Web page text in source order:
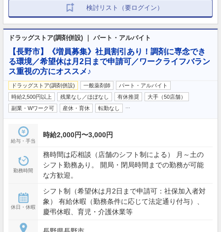
検討リスト（要ログイン）
ドラッグストア(調剤併設) ｜ パート・アルバイト
【長野市】《増員募集》社員割引あり！調剤に専念でき
る環境／希望休は月2日まで申請可／ワークライフバラン
ス重視の方にオススメ♪
ドラッグストア(調剤併設) 一般薬剤師
パート・アルバイト
時給2,500円以上
残業なし／ほぼなし 有休推奨
大手（50店舗）
副業・Wワーク可
産休・育休 転勤なし
給与・手当
時給2,000円〜3,000円
勤務時間
務時間は応相談（店舗のシフト制による） 月～土の
シフト勤務あり。 開局・閉局時間までの勤務が可能
な方歓迎。
休日・休暇
シフト制（希望休は月2日まで申請可：社保加入者対
象） 有給休暇（勤務条件に応じて法定通り付与）、
慶弔休暇、育児・介護休業等